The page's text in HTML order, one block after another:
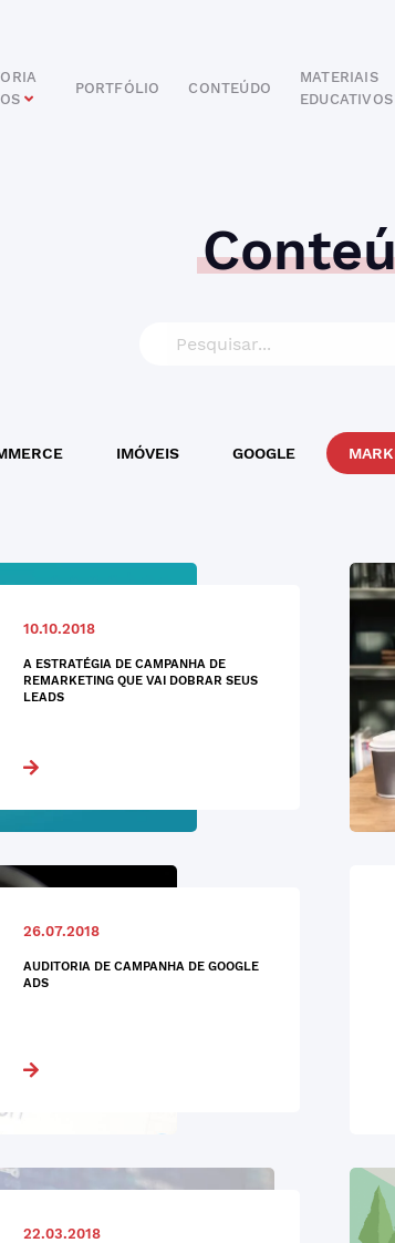
ODONTOLÓGICO
HOTELARIA
BUSINESS INTELIGENCE
PORTFÓLIO CONTEÚDO
MATERIAIS
EDUCATIVOS
IMÓVEIS GOOGLE
10.10.2018
A ESTRATÉGIA DE CAMPANHA DE
REMARKETING QUE VAI DOBRAR SEUS
LEADS
26.07.2018
AUDITORIA DE CAMPANHA DE GOOGLE
ADS
22.03.2018